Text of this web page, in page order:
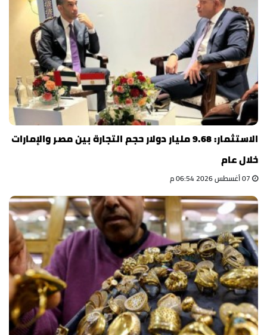
الاستثمار: 9.68 مليار دولار حجم التجارة بين مصر والإمارات
خلال عام